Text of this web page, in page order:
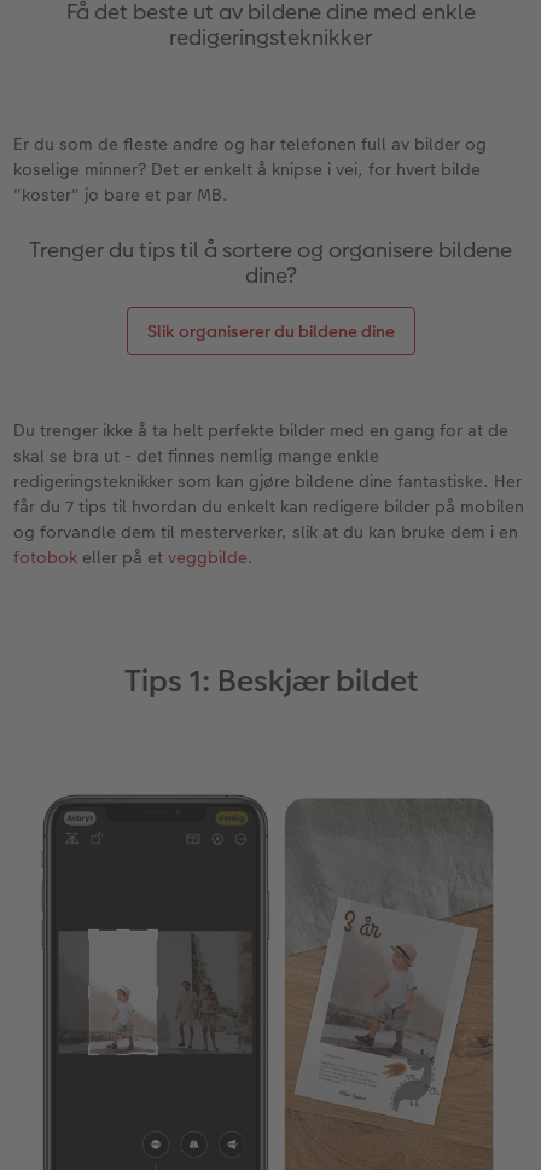
Anledninger
Adobe® InDesign® til CEWE FOTOBOK
Gratis bildelagring
CEWE FOTOBOK Color pop
Panoramaside
Tilbehør
Bilde på skumplate
Bilde på tre
Fotoplakat med kart
Fotoplakat med plakatlist
Fotocollage
Flerdelt veggdekorasjon
Fotopanel
Tilbehør
Fotoplakat standardpapir
Tilbehør
Fremkall engangskameraet
Digitalisering
Inspirasjon
Gratis bildelagring
Tekstiler
Art prints
Fyll selv gaveeske
Mobildeksler
Kjæledyr
CEWE Gavekort
Firmagaver
Ekspresskalender
Inspirasjon
Design selv
Foldekort
Postkort
Kort med fotoinnstikk
Bordkort
Direkteforsendelse
Digitalt kort
Inspirasjon
Gaveinnpakning
Tilbehør
Få det beste ut av bildene dine med enkle
redigeringsteknikker
Er du som de fleste andre og har telefonen full av bilder og
koselige minner? Det er enkelt å knipse i vei, for hvert bilde
"koster" jo bare et par MB.
Trenger du tips til å sortere og organisere bildene
dine?
Slik organiserer du bildene dine
Du trenger ikke å ta helt perfekte bilder med en gang for at de
skal se bra ut - det finnes nemlig mange enkle
redigeringsteknikker som kan gjøre bildene dine fantastiske. Her
får du 7 tips til hvordan du enkelt kan redigere bilder på mobilen
og forvandle dem til mesterverker, slik at du kan bruke dem i en
fotobok eller på etveggbilde.
Tips 1: Beskjær bildet